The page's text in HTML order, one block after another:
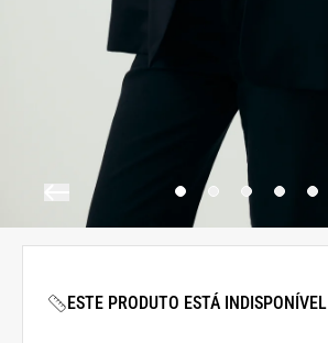
ESTE PRODUTO ESTÁ INDISPONÍVEL